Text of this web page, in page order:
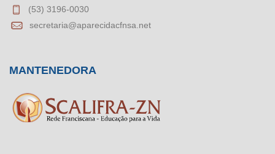
(53) 3196-0030
secretaria@aparecidacfnsa.net
MANTENEDORA